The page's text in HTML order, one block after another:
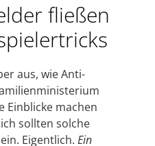
fließen
aus, wie Anti-
Einblicke machen
sollten solche
Eigentlich. Ein